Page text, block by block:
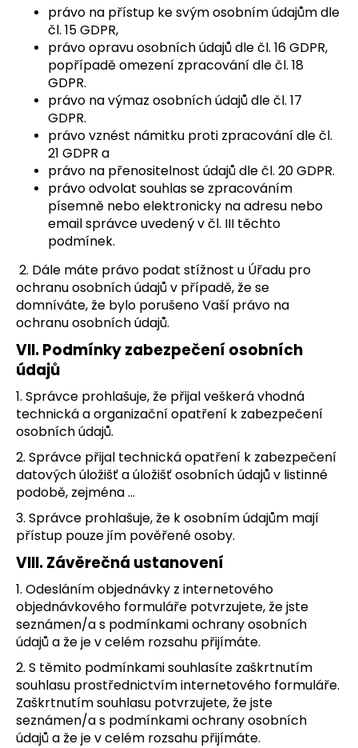
právo na přístup ke svým osobním údajům dle
čl. 15 GDPR,
právo opravu osobních údajů dle čl. 16 GDPR,
popřípadě omezení zpracování dle čl. 18
GDPR.
právo na výmaz osobních údajů dle čl. 17
GDPR.
právo vznést námitku proti zpracování dle čl.
21 GDPR a
právo na přenositelnost údajů dle čl. 20 GDPR.
právo odvolat souhlas se zpracováním
písemně nebo elektronicky na adresu nebo
email správce uvedený v čl. III těchto
podmínek.
2. Dále máte právo podat stížnost u Úřadu pro
ochranu osobních údajů v případě, že se
domníváte, že bylo porušeno Vaší právo na
ochranu osobních údajů.
VII.Podmínky zabezpečení osobních
údajů
1. Správce prohlašuje, že přijal veškerá vhodná
technická a organizační opatření k zabezpečení
osobních údajů.
2. Správce přijal technická opatření k zabezpečení
datových úložišť a úložišť osobních údajů v listinné
podobě, zejména …
3. Správce prohlašuje, že k osobním údajům mají
přístup pouze jím pověřené osoby.
VIII.Závěrečná ustanovení
1. Odesláním objednávky z internetového
objednávkového formuláře potvrzujete, že jste
seznámen/a s podmínkami ochrany osobních
údajů a že je v celém rozsahu přijímáte.
2. S těmito podmínkami souhlasíte zaškrtnutím
souhlasu prostřednictvím internetového formuláře.
Zaškrtnutím souhlasu potvrzujete, že jste
seznámen/a s podmínkami ochrany osobních
údajů a že je v celém rozsahu přijímáte.